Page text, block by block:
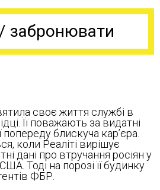
забронювати
своє життя службі в
Її поважають за видатні
попереду блискуча кар’єра.
коли Реаліті вирішує
дані про втручання росіян у
Тоді на порозі її будинку
ФБР.